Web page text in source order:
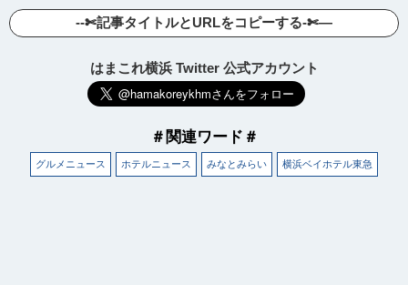
--✄記事タイトルとURLをコピーする-✄—
はまこれ横浜 Twitter 公式アカウント
＃関連ワード＃
グルメニュース ホテルニュース みなとみらい 横浜ベイホテル東急